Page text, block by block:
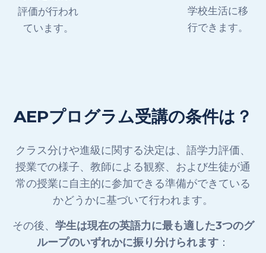
評価が行われ
ています。
学校生活に移
行できます。
AEPプログラム受講の条件は？
クラス分けや進級に関する決定は、語学力評価、
授業での様子、教師による観察、および生徒が通
常の授業に自主的に参加できる準備ができている
かどうかに基づいて行われます。
その後、 学生は現在の英語力に最も適した3つのグ
ループのいずれかに振り分けられます ：